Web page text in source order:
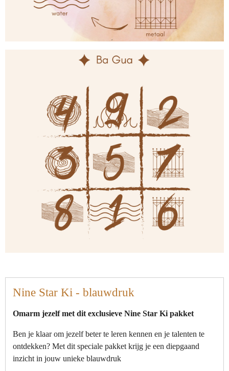
Nine Star Ki - blauwdruk
Omarm jezelf met dit exclusieve Nine Star Ki pakket
Ben je klaar om jezelf beter te leren kennen en je talenten te
ontdekken? Met dit speciale pakket krijg je een diepgaand
inzicht in jouw unieke blauwdruk